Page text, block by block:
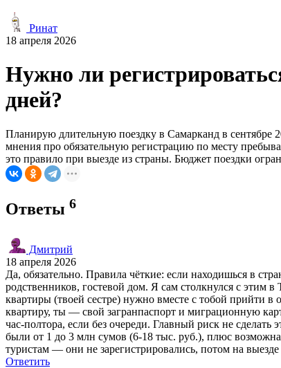
Ринат
18 апреля 2026
Нужно ли
дней?
Планирую длительную поездку в Самарканд в сентябре
мнения про обязательную регистрацию по месту
это правило при выезде из страны. Бюджет поездки
Ответы 6
Дмитрий
18 апреля 2026
Да, обязательно. Правила чёткие: если находишься в
родственников, гостевой дом. Я сам столкнулся с этим
квартиры (твоей сестре) нужно вместе с тобой прийти
квартиру, ты — свой загранпаспорт и миграционную
час-полтора, если без очереди. Главный риск не
были от 1 до 3 млн сумов (6-18 тыс. руб.), плюс
туристам — они не зарегистрировались, потом на
Ответить